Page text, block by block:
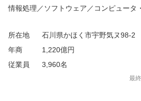
情報処理／ソフトウェア／コンピュータ
所在地
石川県かほく市宇野気ヌ98-2
年商
1,220億円
従業員
3,960名
最